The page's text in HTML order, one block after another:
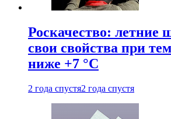
Роскачество: летние
свои свойства при
ниже +7 °C
2 года спустя2 года спустя